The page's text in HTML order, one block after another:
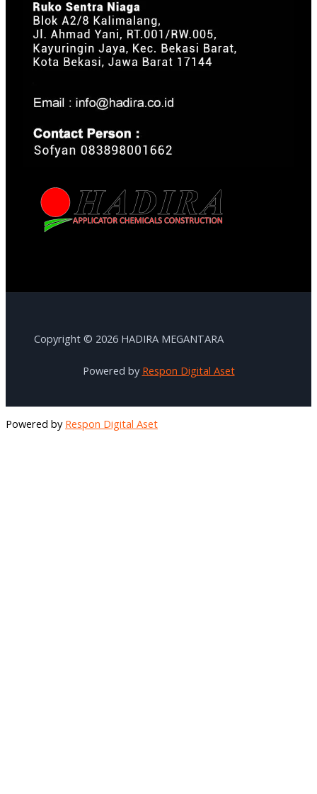
Copyright © 2026 HADIRA MEGANTARA
Powered by Respon Digital Aset
Powered by Respon Digital Aset